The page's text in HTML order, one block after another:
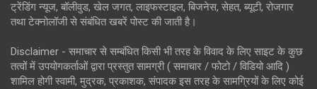
ट्रेंडिंग न्यूज, बॉलीवुड, खेल जगत, लाइफस्टाइल, बिजनेस, सेहत, ब्यूटी, रोजगार
तथा टेक्नोलॉजी से संबंधित खबरें पोस्ट की जाती है।
Disclaimer - समाचार से सम्बंधित किसी भी तरह के विवाद के लिए साइट के कुछ
तत्वों में उपयोगकर्ताओं द्वारा प्रस्तुत सामग्री ( समाचार / फोटो / विडियो आदि )
शामिल होगी स्वामी, मुद्रक, प्रकाशक, संपादक इस तरह के सामग्रियों के लिए कोई